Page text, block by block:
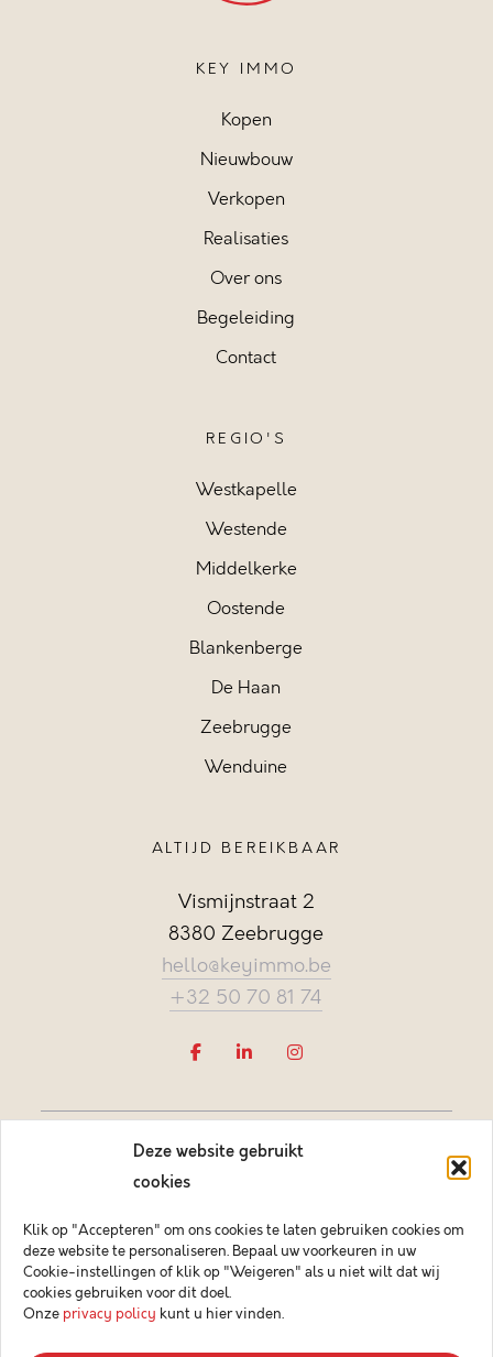
Deze website gebruikt
cookies
Klik op "Accepteren" om ons cookies te laten gebruiken cookies om
deze website te personaliseren. Bepaal uw voorkeuren in uw
Cookie-instellingen of klik op "Weigeren" als u niet wilt dat wij
cookies gebruiken voor dit doel.
Onze privacy policy kunt u hier vinden.
KEY IMMO
Kopen
Nieuwbouw
Verkopen
Realisaties
Over ons
Begeleiding
Contact
REGIO'S
Westkapelle
Westende
Middelkerke
Oostende
Blankenberge
De Haan
Zeebrugge
Wenduine
ALTIJD BEREIKBAAR
Vismijnstraat 2
8380 Zeebrugge
hello@keyimmo.be
+32 50 70 81 74
Vastgoedmakelaar-bemiddelaar BIV België BIV 505084
Ondernemingsnummer BTW-BE 0878.744.081 BA &
borgstelling via NV AXA Belgium (polisnr. 730.390.160)